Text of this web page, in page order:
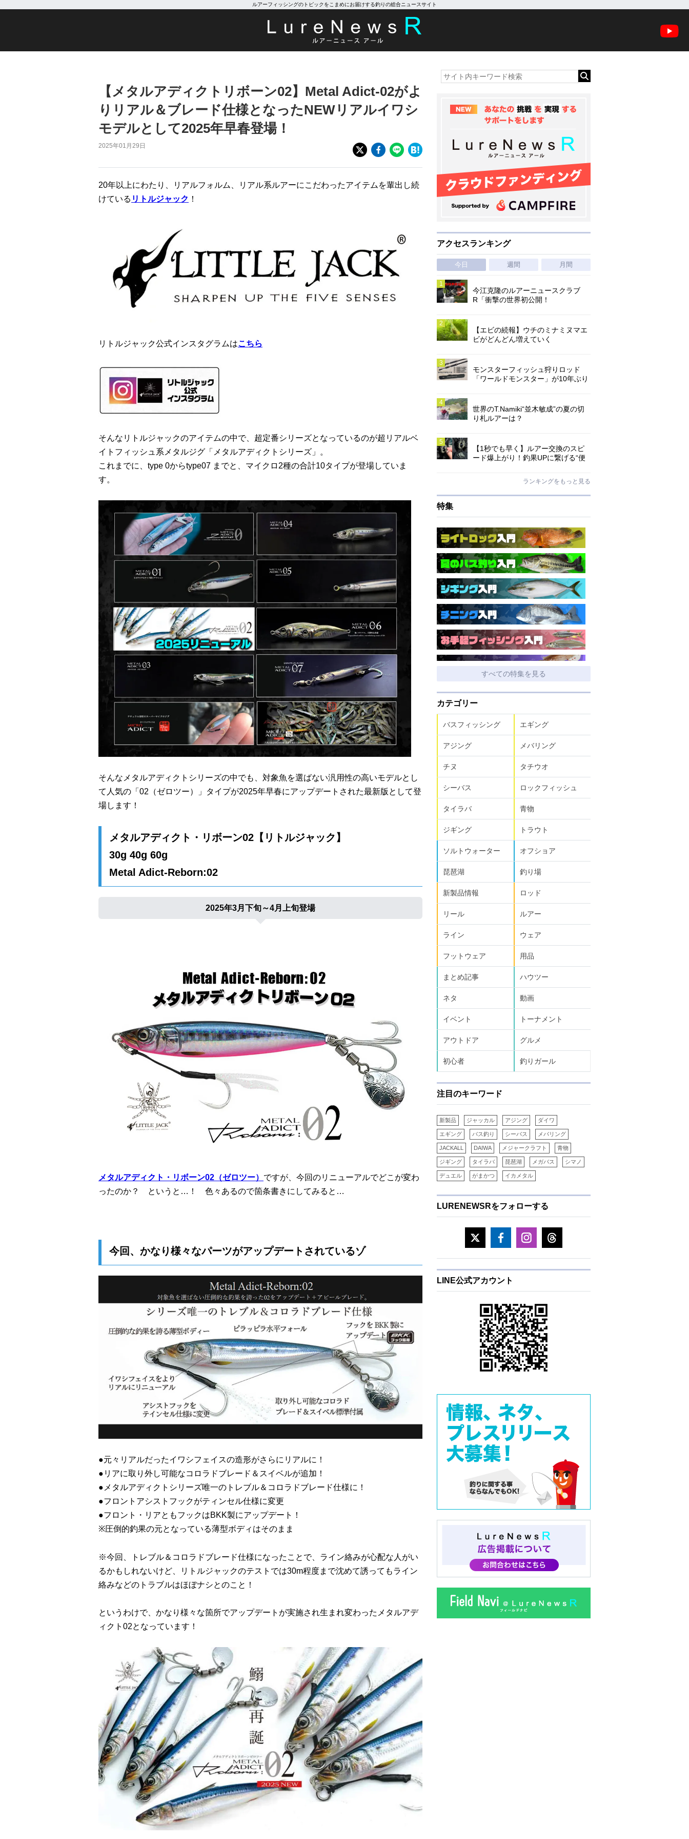
ルアーフィッシングのトピックをこまめにお届けする釣りの総合ニュースサイト
【メタルアディクトリボーン02】Metal Adict-02がよ
りリアル＆ブレード仕様となったNEWリアルイワシ
モデルとして2025年早春登場！
2025年01月29日
20年以上にわたり、リアルフォルム、リアル系ルアーにこだわったアイテムを輩出し続
けている リトルジャック ！
リトルジャック公式インスタグラムはこちら
そんなリトルジャックのアイテムの中で、超定番シリーズとなっているのが超リアルベ
イトフィッシュ系メタルジグ「メタルアディクトシリーズ」。
これまでに、type 0からtype07 までと、マイクロ2種の合計10タイプが登場していま
す。
そんなメタルアディクトシリーズの中でも、対象魚を選ばない汎用性の高いモデルとし
て人気の「02（ゼロツー）」タイプが2025年早春にアップデートされた最新版として登
場します！
メタルアディクト・リボーン02【リトルジャック】
30g 40g 60g
Metal Adict-Reborn:02
2025年3月下旬～4月上旬登場
メタルアディクト・リボーン02（ゼロツー） ですが、今回のリニューアルでどこが変わ
ったのか？ というと…！ 色々あるので箇条書きにしてみると…
今回、かなり様々なパーツがアップデートされているゾ
●元々リアルだったイワシフェイスの造形がさらにリアルに！
●リアに取り外し可能なコロラドブレード＆スイベルが追加！
●メタルアディクトシリーズ唯一のトレブル＆コロラドブレード仕様に！
●フロントアシストフックがティンセル仕様に変更
●フロント・リアともフックはBKK製にアップデート！
※圧倒的釣果の元となっている薄型ボディはそのまま
※今回、トレブル＆コロラドブレード仕様になったことで、ライン絡みが心配な人がい
るかもしれないけど、リトルジャックのテストでは30m程度まで沈めて誘ってもライン
絡みなどのトラブルはほぼナシとのこと！
というわけで、かなり様々な箇所でアップデートが実施され生まれ変わったメタルアデ
ィクト02となっています！
アクセスランキング
今日 週間 月間
今江克隆のルアーニュースクラブ
R「衝撃の世界初公開！
【エビの続報】ウチのミナミヌマエ
ビがどんどん増えていく
モンスターフィッシュ狩りロッド
「ワールドモンスター」が10年ぶり
世界のT.Namiki“並木敏成”の夏の切
り札ルアーは？
【1秒でも早く】ルアー交換のスピ
ード爆上がり！釣果UPに繋げる“便
ランキングをもっと見る
特集
すべての特集を見る
カテゴリー
バスフィッシング エギング
アジング メバリング
チヌ タチウオ
シーバス ロックフィッシュ
タイラバ 青物
ジギング トラウト
ソルトウォーター オフショア
琵琶湖 釣り場
新製品情報 ロッド
リール ルアー
ライン ウェア
フットウェア 用品
まとめ記事 ハウツー
ネタ 動画
イベント トーナメント
アウトドア グルメ
初心者 釣りガール
注目のキーワード
新製品 ジャッカル アジング ダイワ
エギング バス釣り シーバス メバリング
JACKALL DAIWA メジャークラフト 青物
ジギング タイラバ 琵琶湖 メガバス シマノ
デュエル がまかつ イカメタル
LURENEWSRをフォローする
LINE公式アカウント